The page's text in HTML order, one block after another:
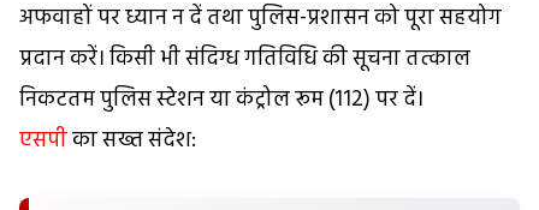
अफवाहों पर ध्यान न दें तथा पुलिस-प्रशासन को पूरा सहयोग
प्रदान करें। किसी भी संदिग्ध गतिविधि की सूचना तत्काल
निकटतम पुलिस स्टेशन या कंट्रोल रूम (112) पर दें।
एसपीका सख्त संदेश: